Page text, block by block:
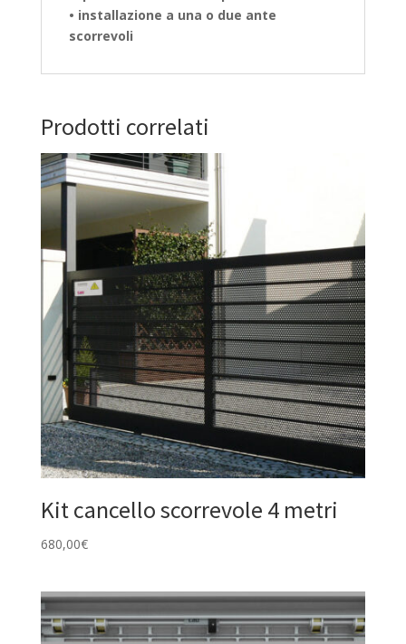
• installazione a una o due ante
scorrevoli
Prodotti correlati
Kit cancello scorrevole 4 metri
680,00€